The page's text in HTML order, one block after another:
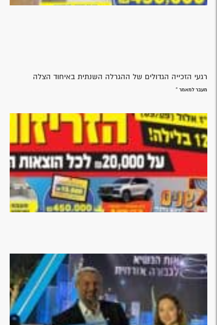
רגעי הזכייה הגדולים של ההגרלה השנתית באיחוד הצלה
מעבר למאמר »